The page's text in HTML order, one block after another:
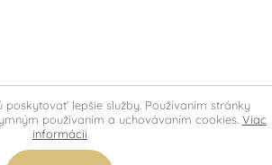
poskytovať lepšie služby. Používaním stránky
používaním a uchovávaním cookies. Viac
informácii